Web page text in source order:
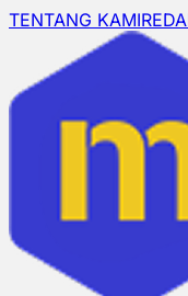
TENTANG KAMI